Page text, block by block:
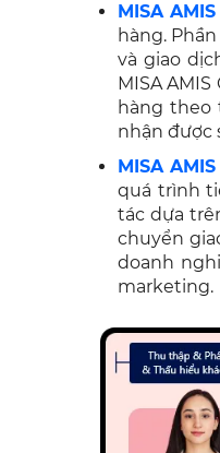
MISA AMIS
hàng.
và giao
MISA
hàng theo
nhận được
MISA
quá trình
tác dựa
chuyển
doanh
marketing.